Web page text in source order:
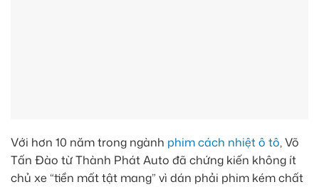
Với hơn 10 năm trong ngành phim cách nhiệt ô tô, Võ
Tấn Đào từ Thành Phát Auto đã chứng kiến không ít
chủ xe “tiền mất tật mang” vì dán phải phim kém chất